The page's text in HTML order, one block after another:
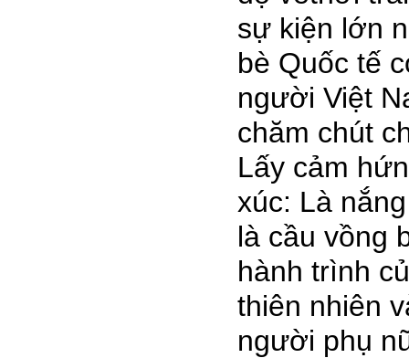
sự kiện lớn
bè Quốc tế
người Việt
chăm chút
Lấy cảm
xúc: Là
là cầu vồng
hành trình
thiên nhiên
người phụ